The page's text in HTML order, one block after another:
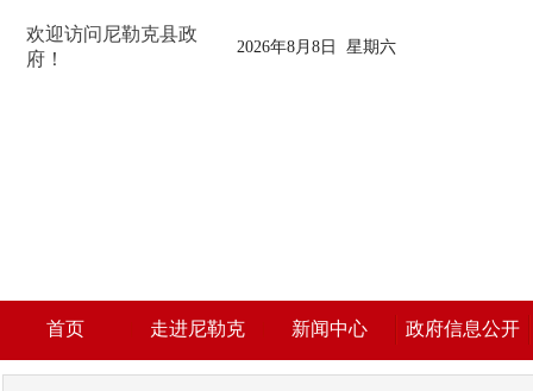
欢迎访问尼勒克县政
府！
2026年8月8日 星期六
首页 走进尼勒克 新闻中心 政府信息公开